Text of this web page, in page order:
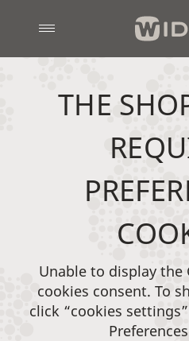
THE
Unable to display the
cookies consent. To
click “cookies